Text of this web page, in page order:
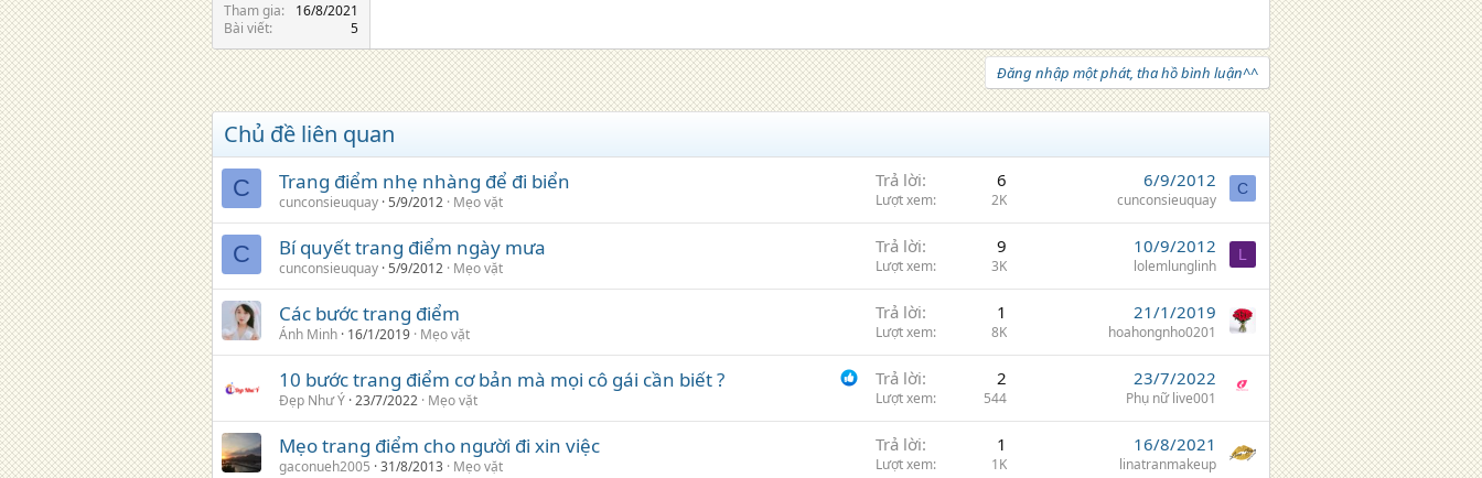
Tham gia
16/8/2021
Bài viết
5
Đăng nhập một phát, tha hồ bình luận^^
Chủ đề liên quan
C Trang điểm nhẹ nhàng để đi biển
cunconsieuquay 5/9/2012 Mẹo vặt
Trả lời 6
Lượt xem 2K
6/9/2012
cunconsieuquay
C
C Bí quyết trang điểm ngày mưa
cunconsieuquay 5/9/2012 Mẹo vặt
Trả lời 9
Lượt xem 3K
10/9/2012
lolemlunglinh
L
Các bước trang điểm
Ánh Minh 16/1/2019 Mẹo vặt
Trả lời 1
Lượt xem 8K
21/1/2019
hoahongnho0201
10 bước trang điểm cơ bản mà mọi cô gái cần biết ?
Đẹp Như Ý 23/7/2022 Mẹo vặt
Trả lời 2
Lượt xem 544
23/7/2022
Phụ nữ live001
Mẹo trang điểm cho người đi xin việc
gaconueh2005 31/8/2013 Mẹo vặt
Trả lời 1
Lượt xem 1K
16/8/2021
linatranmakeup